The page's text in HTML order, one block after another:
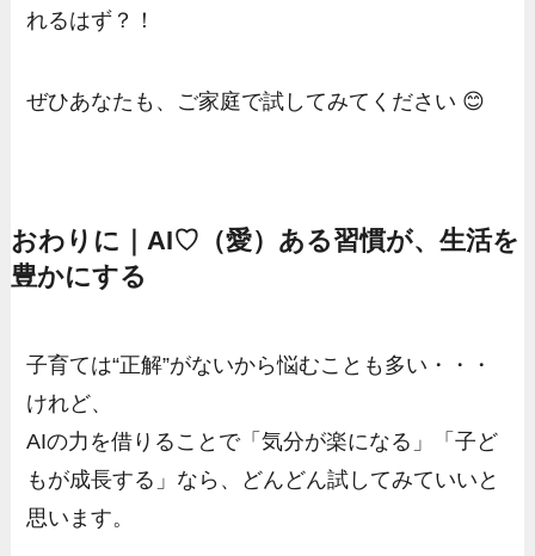
れるはず？！
ぜひあなたも、ご家庭で試してみてください 😊
おわりに｜AI♡（愛）ある習慣が、生活を
豊かにする
子育ては“正解”がないから悩むことも多い・・・
けれど、
AIの力を借りることで「気分が楽になる」「子ど
もが成長する」なら、どんどん試してみていいと
思います。